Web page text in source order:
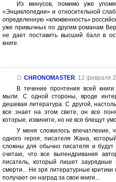
Из минусов, помимо уже
«Энциклопедии» и относительной
определенную «клюквенность»
уже привычных по другим романам
не дает поставить высший балл в
книге.
CHRONOMASTER, 12 февраля
В течение прочтения всей
мыли. С одной стороны, вроде
дешевая литература. С другой,
все знает на этом свете, он все
которые, извините, но не все блещут
У меня сложилось впечатление,
одного героя, писателя Жана,
сложны для обычно писателя и
считаю, что все выпендривания
писатель, который пишет заурядные
смерти... Не зря литературные
получает он наград за свои книги...